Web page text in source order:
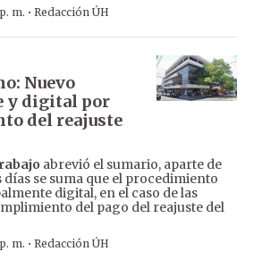
m. · Redacción ÚH
Nuevo
y digital por
del reajuste
abrevió el sumario, aparte de
días se suma que el procedimiento
digital, en el caso de las
del pago del reajuste del
m. · Redacción ÚH